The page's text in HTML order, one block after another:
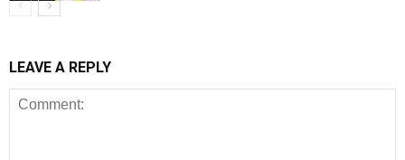
LEAVE A REPLY